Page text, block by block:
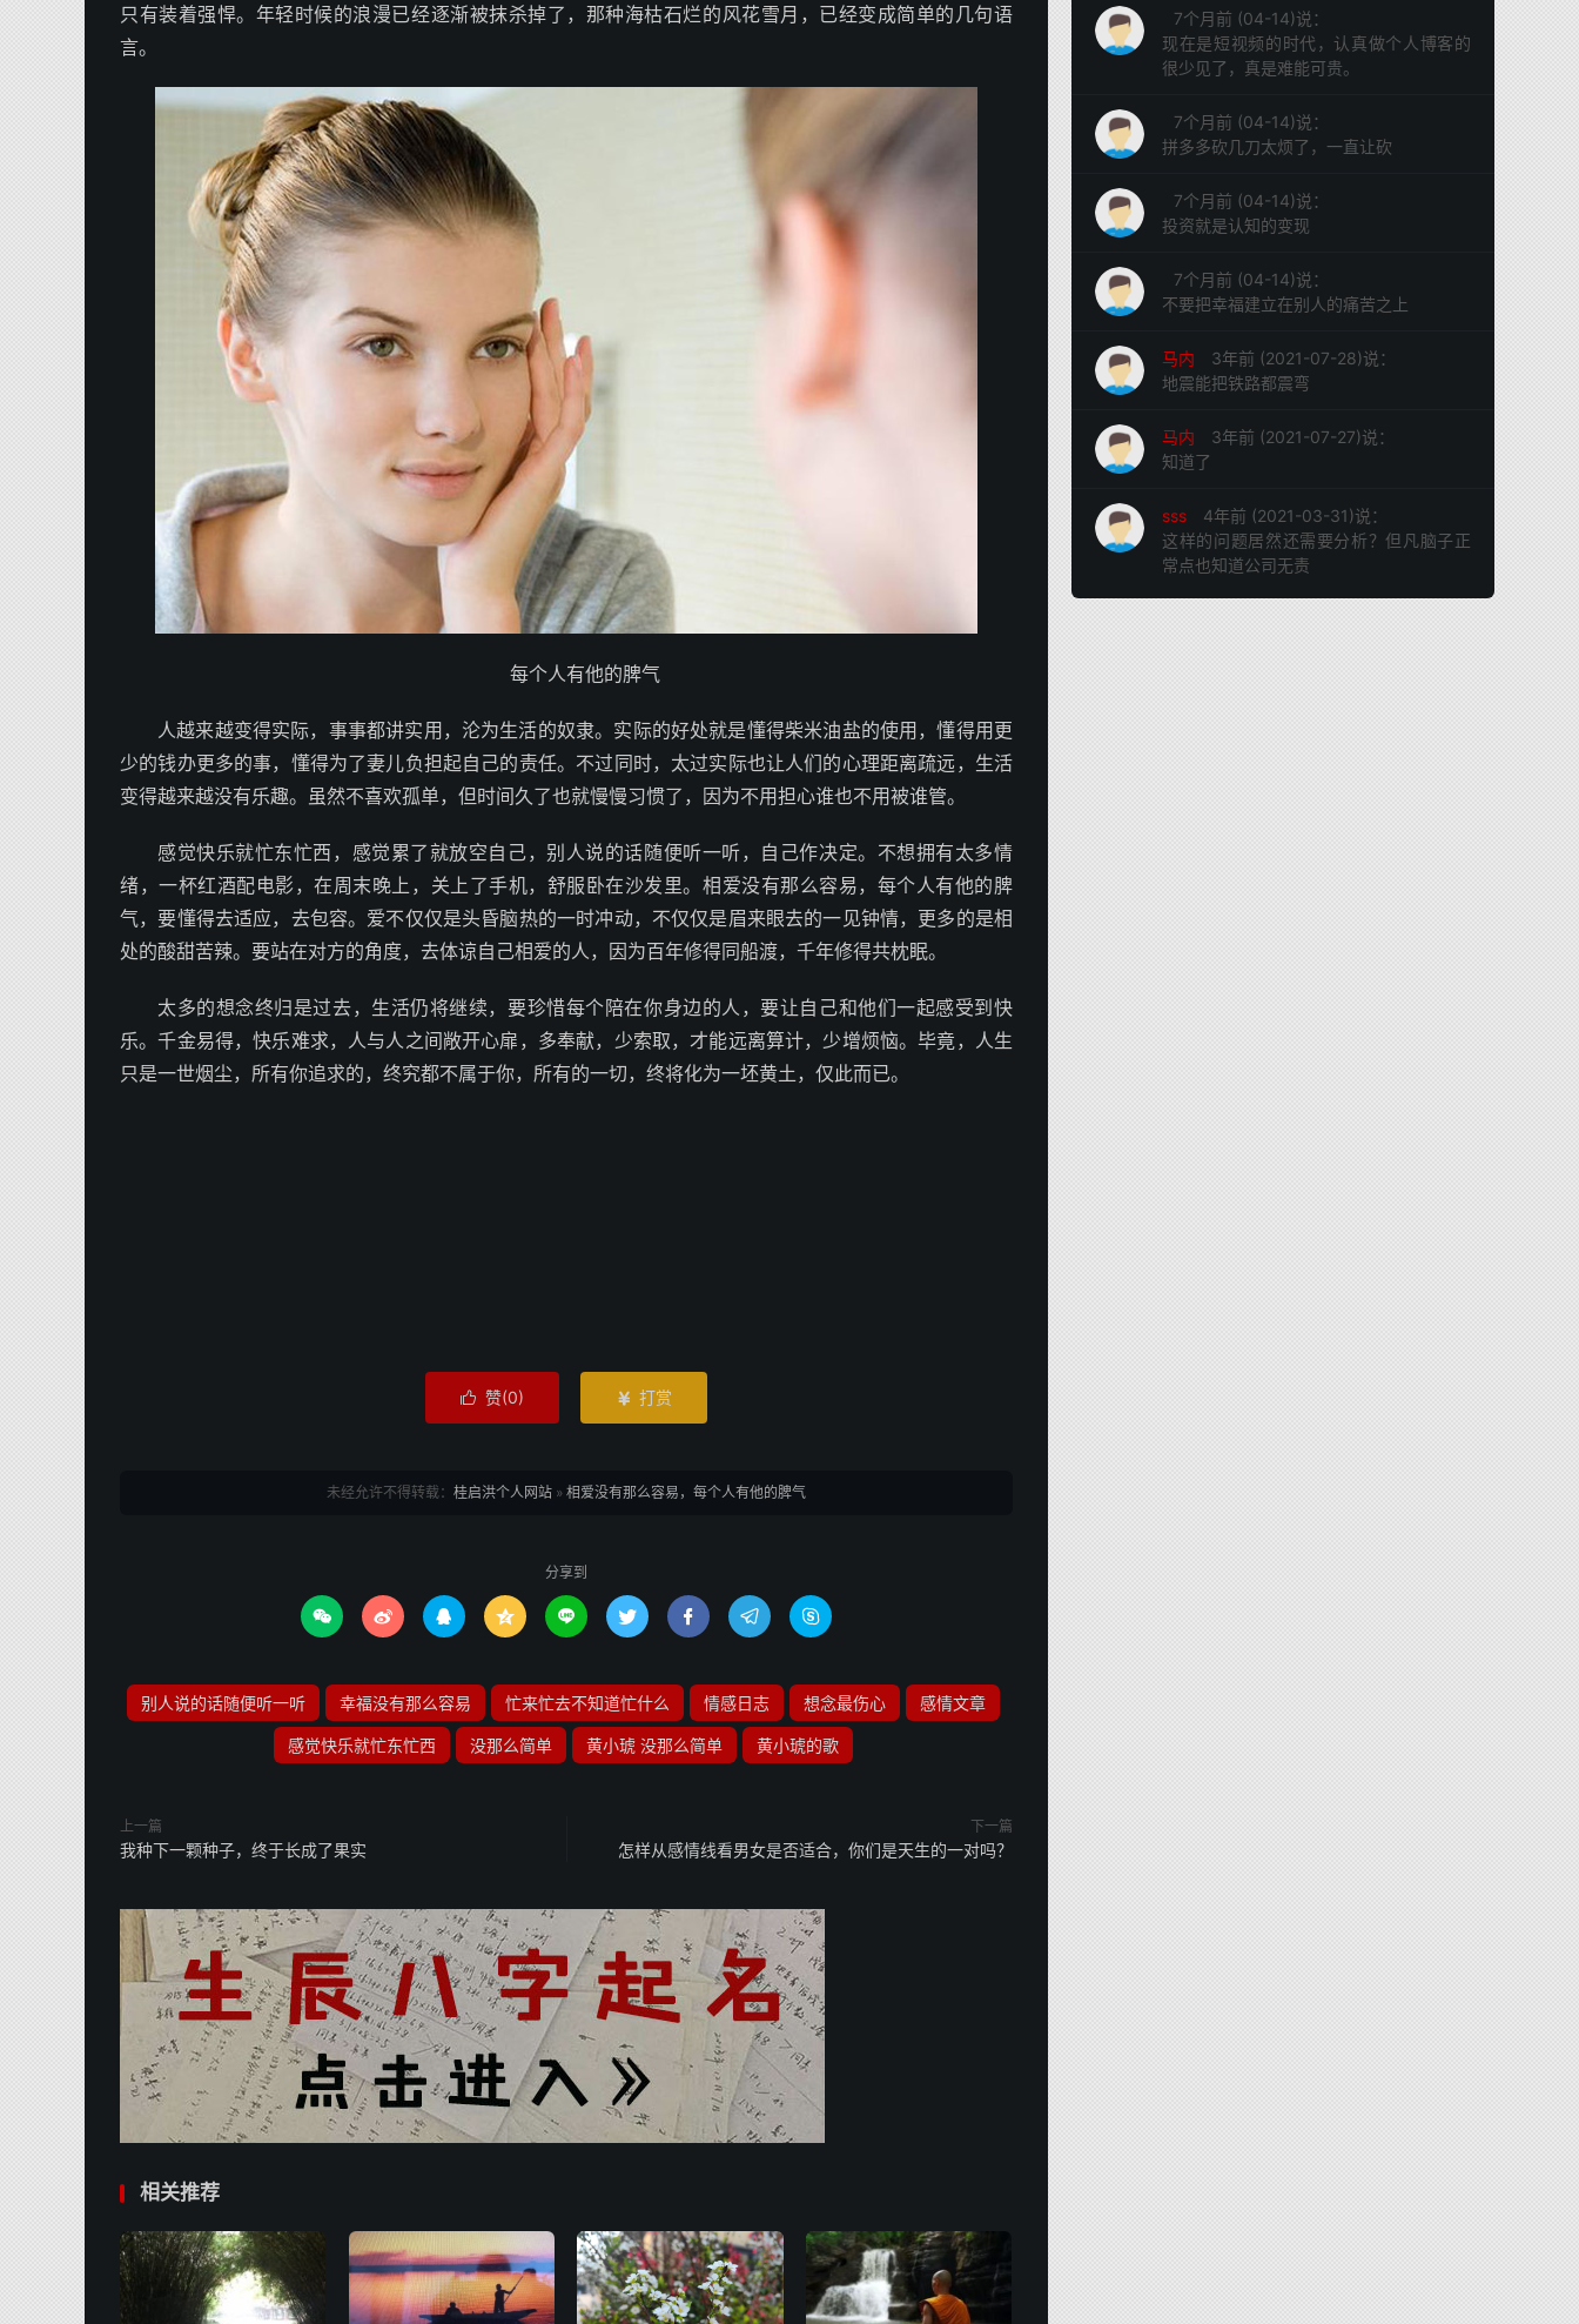
只有装着强悍。年轻时候的浪漫已经逐渐被抹杀掉了，那种海枯石烂的风花雪月，已经变成简单的几句语
言。
每个人有他的脾气
人越来越变得实际，事事都讲实用，沦为生活的奴隶。实际的好处就是懂得柴米油盐的使用，懂得用更
少的钱办更多的事，懂得为了妻儿负担起自己的责任。不过同时，太过实际也让人们的心理距离疏远，生活
变得越来越没有乐趣。虽然不喜欢孤单，但时间久了也就慢慢习惯了，因为不用担心谁也不用被谁管。
感觉快乐就忙东忙西，感觉累了就放空自己，别人说的话随便听一听，自己作决定。不想拥有太多情
绪，一杯红酒配电影，在周末晚上，关上了手机，舒服卧在沙发里。相爱没有那么容易，每个人有他的脾
气，要懂得去适应，去包容。爱不仅仅是头昏脑热的一时冲动，不仅仅是眉来眼去的一见钟情，更多的是相
处的酸甜苦辣。要站在对方的角度，去体谅自己相爱的人，因为百年修得同船渡，千年修得共枕眠。
太多的想念终归是过去，生活仍将继续，要珍惜每个陪在你身边的人，要让自己和他们一起感受到快
乐。千金易得，快乐难求，人与人之间敞开心扉，多奉献，少索取，才能远离算计，少增烦恼。毕竟，人生
只是一世烟尘，所有你追求的，终究都不属于你，所有的一切，终将化为一坯黄土，仅此而已。
 赞(0)  打赏
未经允许不得转载： 桂启洪个人网站 » 相爱没有那么容易，每个人有他的脾气
分享到
        
别人说的话随便听一听 幸福没有那么容易 忙来忙去不知道忙什么 情感日志 想念最伤心 感情文章
感觉快乐就忙东忙西 没那么简单 黄小琥 没那么简单 黄小琥的歌
上一篇
我种下一颗种子，终于长成了果实
下一篇
怎样从感情线看男女是否适合，你们是天生的一对吗？
相关推荐
7个月前 (04-14)说：
现在是短视频的时代，认真做个人博客的
很少见了，真是难能可贵。
7个月前 (04-14)说：
拼多多砍几刀太烦了，一直让砍
7个月前 (04-14)说：
投资就是认知的变现
7个月前 (04-14)说：
不要把幸福建立在别人的痛苦之上
马内
3年前 (2021-07-28)说：
地震能把铁路都震弯
马内
3年前 (2021-07-27)说：
知道了
sss
4年前 (2021-03-31)说：
这样的问题居然还需要分析？但凡脑子正
常点也知道公司无责